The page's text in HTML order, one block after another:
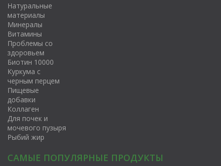
Натуральные
материалы
Минералы
Витамины
Проблемы со
здоровьем
Биотин 10000
Куркума с
черным перцем
Пищевые
добавки
Коллаген
Для почек и
мочевого пузыря
Рыбий жир
САМЫЕ ПОПУЛЯРНЫЕ ПРОДУКТЫ